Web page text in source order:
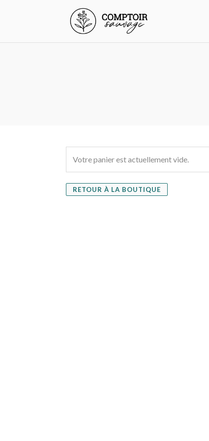
Votre panier est actuellement vide.
RETOUR À LA BOUTIQUE